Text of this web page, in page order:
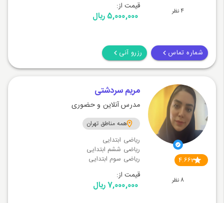
4 نظر قیمت از:
5,000,000 ریال
شماره تماس رزرو آنی
4.663
8 نظر
مریم سردشتی
مدرس آنلاین و حضوری
همه مناطق تهران
ریاضی ابتدایی
ریاضی ششم ابتدایی
ریاضی سوم ابتدایی
قیمت از:
7,000,000 ریال